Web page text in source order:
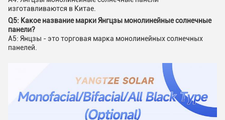
изготавливаются в Китае.
Q5: Какое название марки Янгцзы монолинейные солнечные
панели?
A5: Янцзы - это торговая марка монолинейных солнечных
панелей.